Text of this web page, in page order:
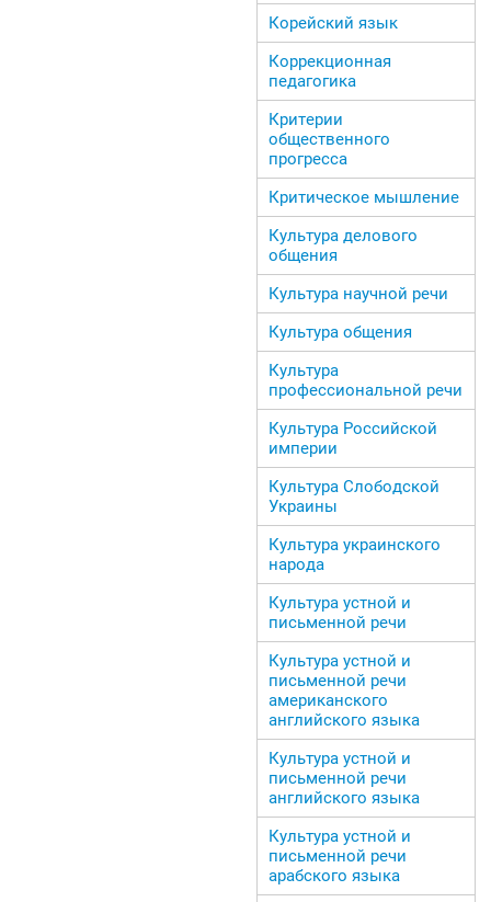
Корейский язык
Коррекционная
педагогика
Критерии
общественного
прогресса
Критическое мышление
Культура делового
общения
Культура научной речи
Культура общения
Культура
профессиональной речи
Культура Российской
империи
Культура Слободской
Украины
Культура украинского
народа
Культура устной и
письменной речи
Культура устной и
письменной речи
американского
английского языка
Культура устной и
письменной речи
английского языка
Культура устной и
письменной речи
арабского языка